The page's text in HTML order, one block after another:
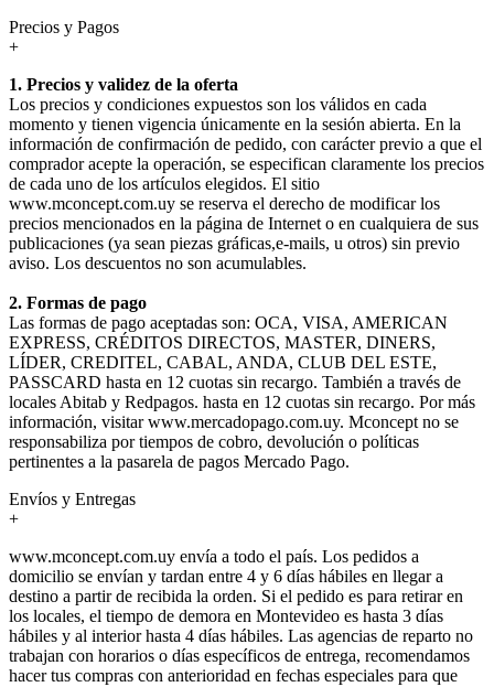
Precios y Pagos
+
1. Precios y validez de la oferta
Los precios y condiciones expuestos son los válidos en cada
momento y tienen vigencia únicamente en la sesión abierta. En la
información de confirmación de pedido, con carácter previo a que el
comprador acepte la operación, se especifican claramente los precios
de cada uno de los artículos elegidos. El sitio
www.mconcept.com.uy se reserva el derecho de modificar los
precios mencionados en la página de Internet o en cualquiera de sus
publicaciones (ya sean piezas gráficas,e-mails, u otros) sin previo
aviso. Los descuentos no son acumulables.
2. Formas de pago
Las formas de pago aceptadas son: OCA, VISA, AMERICAN
EXPRESS, CRÉDITOS DIRECTOS, MASTER, DINERS,
LÍDER, CREDITEL, CABAL, ANDA, CLUB DEL ESTE,
PASSCARD hasta en 12 cuotas sin recargo. También a través de
locales Abitab y Redpagos. hasta en 12 cuotas sin recargo. Por más
información, visitar www.mercadopago.com.uy. Mconcept no se
responsabiliza por tiempos de cobro, devolución o políticas
pertinentes a la pasarela de pagos Mercado Pago.
Envíos y Entregas
+
www.mconcept.com.uy envía a todo el país. Los pedidos a
domicilio se envían y tardan entre 4 y 6 días hábiles en llegar a
destino a partir de recibida la orden. Si el pedido es para retirar en
los locales, el tiempo de demora en Montevideo es hasta 3 días
hábiles y al interior hasta 4 días hábiles. Las agencias de reparto no
trabajan con horarios o días específicos de entrega, recomendamos
hacer tus compras con anterioridad en fechas especiales para que